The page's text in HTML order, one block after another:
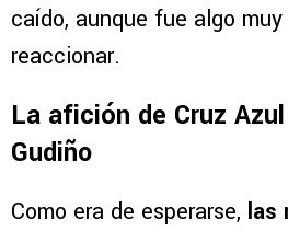
caído, aunque fue algo
reaccionar.
La afición de Cruz
Gudiño
Como era de esperarse, las